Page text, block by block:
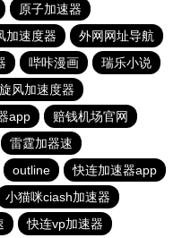
原子加速器
加速度器
外网网址导航
哔咔漫画
瑞乐小说
旋风加速度器
app
赔钱机场官网
雷霆加器速
outline
快连加速器app
小猫咪ciash加速器
快连vp加速器